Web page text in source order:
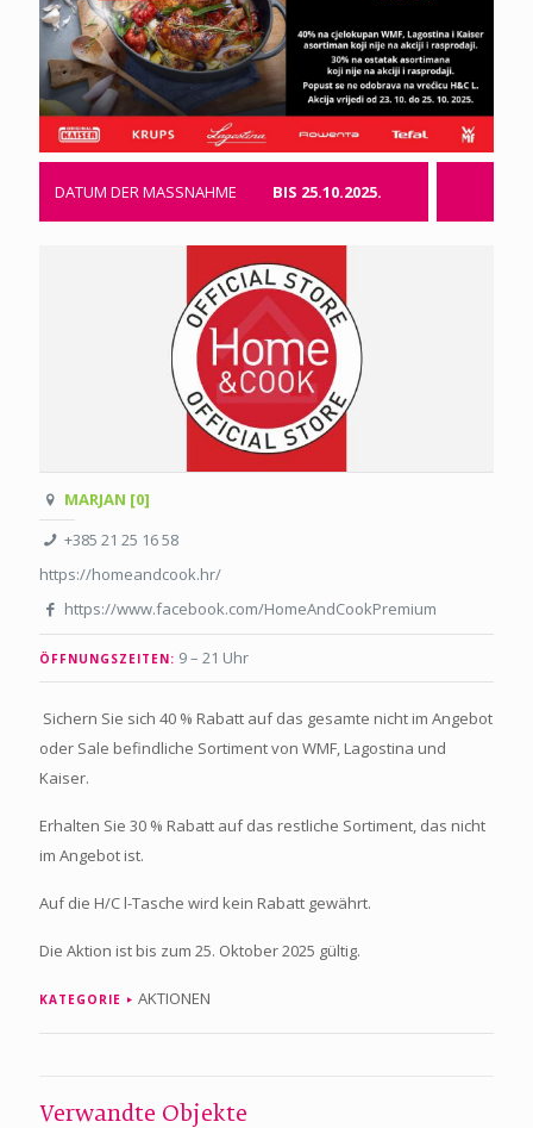
DATUM DER MASSNAHME BIS 25.10.2025.
MARJAN [0]
+385 21 25 16 58
https://homeandcook.hr/
https://www.facebook.com/HomeAndCookPremium
ÖFFNUNGSZEITEN: 9 – 21 Uhr
Sichern Sie sich 40 % Rabatt auf das gesamte nicht im Angebot
oder Sale befindliche Sortiment von WMF, Lagostina und
Kaiser.
Erhalten Sie 30 % Rabatt auf das restliche Sortiment, das nicht
im Angebot ist.
Auf die H/C l-Tasche wird kein Rabatt gewährt.
Die Aktion ist bis zum 25. Oktober 2025 gültig.
KATEGORIE AKTIONEN
Verwandte Objekte